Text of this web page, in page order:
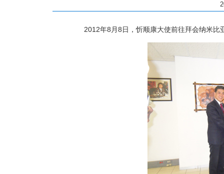
2012年8月8日，忻顺康大使前往拜会纳米比